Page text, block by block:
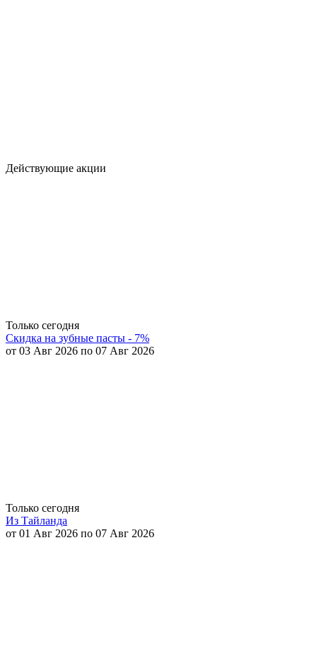
Действующие акции
Только сегодня
Скидка на зубные пасты - 7%
от 03 Авг 2026 по 07 Авг 2026
Только сегодня
Из Тайланда
от 01 Авг 2026 по 07 Авг 2026